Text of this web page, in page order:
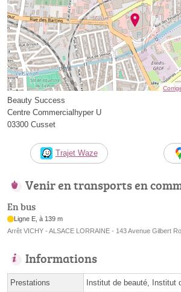
Beauty Success
Centre Commercialhyper U
03300 Cusset
Trajet Waze
Venir en transports en
En bus
Ligne E, à 139 m
Arrêt VICHY - ALSACE LORRAINE - 143 Avenue Gilbert
Informations
Prestations Institut de beauté, Institut